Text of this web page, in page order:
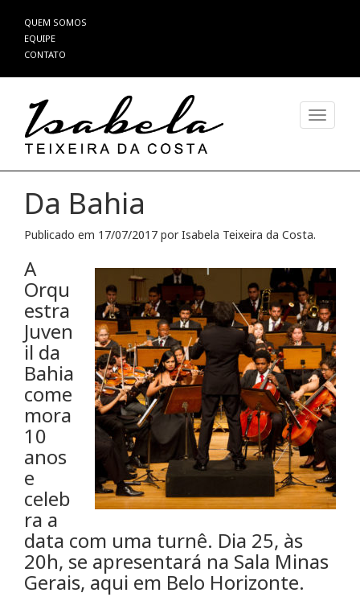
Pular
para
o
QUEM SOMOS
EQUIPE
CONTATO
Da Bahia
Publicado em 17/07/2017 porIsabela Teixeira da Costa.
A
Orqu
estra
Juven
il da
Bahia
come
mora
10
anos
e
celeb
ra a
data com uma turnê. Dia 25, às
20h, se apresentará na Sala Minas
Gerais, aqui em Belo Horizonte.